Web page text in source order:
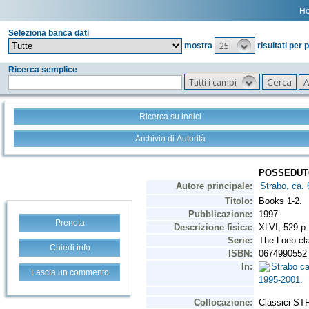
Seleziona banca dati
mostra
25 risultati per
Ricerca semplice
Tutti i campi
Ricerca su indici
Archivio di Autorità
Prenota
Chiedi info
Lascia un commento